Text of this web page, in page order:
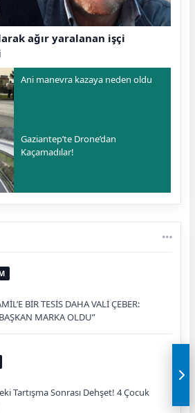
ağır yaralanan işçi
Ani manevra kazaya neden oldu
Gaziantep’te Drone’dan
Kaçamadılar!
BİR TESİS DAHA VALİ ÇEBER:
MARKA OLDU”
Tartışma Sonrası Dehşet! 4 Çocuk